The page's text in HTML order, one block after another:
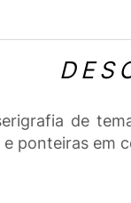
de
ponteiras em